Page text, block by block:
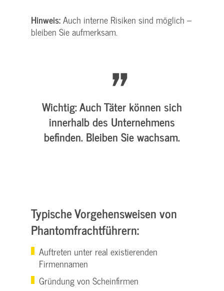
Hinweis:Auch interne Risiken sind möglich –
bleiben Sie aufmerksam.
Wichtig:Auch Täter können sich
innerhalb des Unternehmens
befinden. Bleiben Sie wachsam.
Typische Vorgehensweisen von
Phantomfrachtführern:
Auftreten unter real existierenden
Firmennamen
Gründung von Scheinfirmen